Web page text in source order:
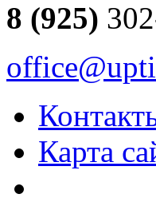
8 (925)
Карта